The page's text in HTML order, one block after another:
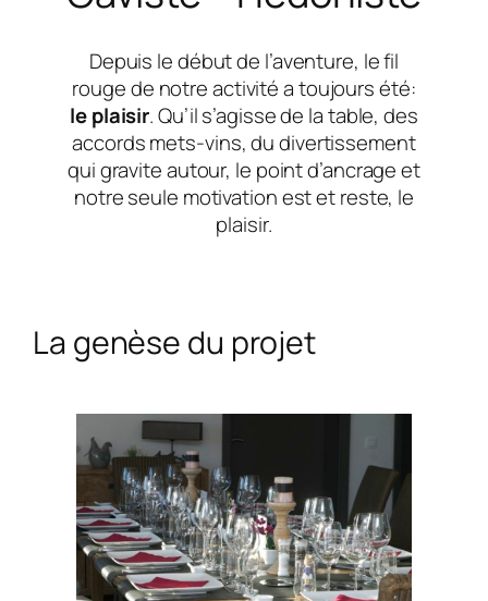
Depuis le début de l’aventure, le fil
rouge de notre activité a toujours été:
le plaisir. Qu’il s’agisse de la table, des
accords mets-vins, du divertissement
qui gravite autour, le point d’ancrage et
notre seule motivation est et reste, le
plaisir.
La genèse du projet